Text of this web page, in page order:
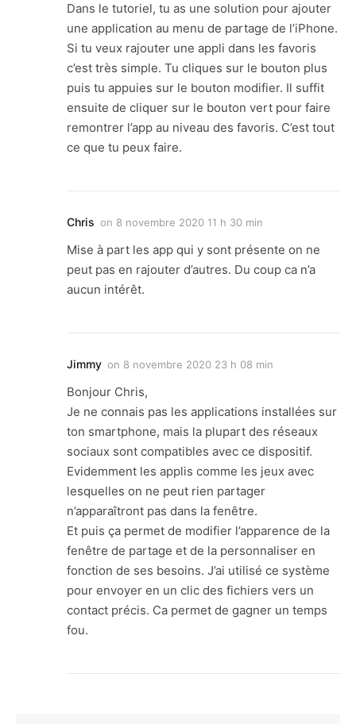
Dans le tutoriel, tu as une solution pour ajouter
une application au menu de partage de l’iPhone.
Si tu veux rajouter une appli dans les favoris
c’est très simple. Tu cliques sur le bouton plus
puis tu appuies sur le bouton modifier. Il suffit
ensuite de cliquer sur le bouton vert pour faire
remontrer l’app au niveau des favoris. C’est tout
ce que tu peux faire.
Chris on 8 novembre 2020 11 h 30 min
Mise à part les app qui y sont présente on ne
peut pas en rajouter d’autres. Du coup ca n’a
aucun intérêt.
Jimmy on 8 novembre 2020 23 h 08 min
Bonjour Chris,
Je ne connais pas les applications installées sur
ton smartphone, mais la plupart des réseaux
sociaux sont compatibles avec ce dispositif.
Evidemment les applis comme les jeux avec
lesquelles on ne peut rien partager
n’apparaîtront pas dans la fenêtre.
Et puis ça permet de modifier l’apparence de la
fenêtre de partage et de la personnaliser en
fonction de ses besoins. J’ai utilisé ce système
pour envoyer en un clic des fichiers vers un
contact précis. Ca permet de gagner un temps
fou.